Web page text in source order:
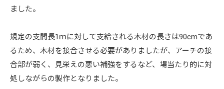
ました。
規定の支間長1ｍに対して支給される木材の長さは90cmであ
るため、木材を接合させる必要がありましたが、アーチの接
合部が弱く、見栄えの悪い補強をするなど、場当たり的に対
処しながらの製作となりました。